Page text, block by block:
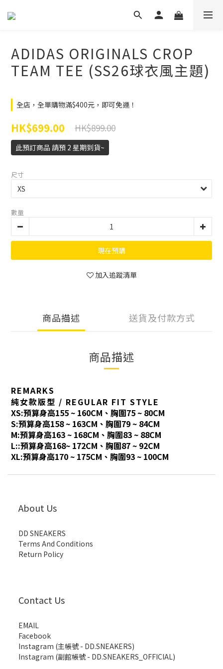
ADIDAS ORIGINALS CROP
TEAM TEE (SS26球衣風主題)
全店，全單購物滿$400元，即可免運！
HK$699.00 HK$899.00
此預訂商品 請預 2 星期到貨~
尺寸
數量
現在預購
加入追蹤清單
商品描述 送貨及付款方式
商品描述
REMARKS
純女款版型 / REGULAR FIT STYLE
XS:預算身高155 ~ 160CM、胸圍75 ~ 80CM
S:預算身高158 ~ 163CM、胸圍79 ~ 84CM
M:預算身高163 ~ 168CM、胸圍83 ~ 88CM
L::預算身高168~ 172CM、胸圍87 ~ 92CM
XL:預算身高170 ~ 175CM、胸圍93 ~ 100CM
About Us
DD SNEAKERS
Terms And Conditions
Return Policy
Contact Us
EMAIL
Facebook
Instagram (主帳號 - DD.SNEAKERS)
Instagram (副館帳號 - DD.SNEAKERS_OFFICIAL)